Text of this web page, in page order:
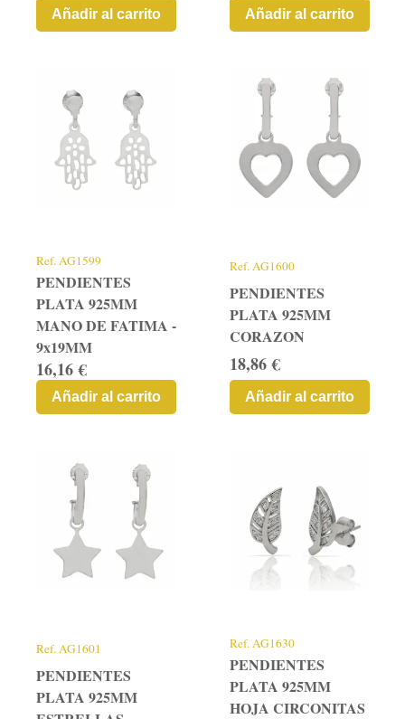
Añadir al carrito Añadir al carrito
Ref.AG1599
PENDIENTES
PLATA 925MM
MANO DE FATIMA -
9x19MM
16,16 €
Añadir al carrito
Ref.AG1600
PENDIENTES
PLATA 925MM
CORAZON
18,86 €
Añadir al carrito
Ref.AG1601
PENDIENTES
PLATA 925MM
Ref.AG1630
PENDIENTES
PLATA 925MM
HOJA CIRCONITAS